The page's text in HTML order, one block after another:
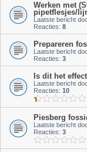
Werken met
pipetflesjes/
Laatste bericht
Reacties: 8
Prepareren
Laatste bericht
Reacties: 3
Is dit het
Laatste bericht
Reacties: 10
Piesberg
Laatste bericht
Reacties: 3